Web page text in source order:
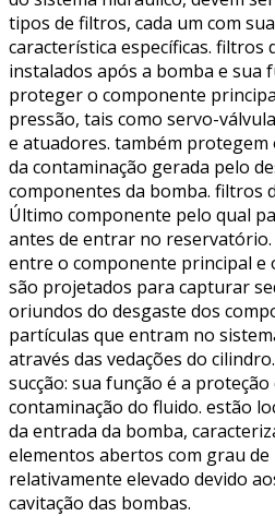
tipos de filtros, cada um com
característica específicas. filtros
instalados após a bomba e sua
proteger o componente
pressão, tais como servo-
e atuadores. também protegem
da contaminação gerada pelo
componentes da bomba. filtros
Último componente pelo qual
antes de entrar no
entre o componente principal e
são projetados para capturar
oriundos do desgaste dos
partículas que entram no
através das vedações do
sucção: sua função é a
contaminação do fluido. estão
da entrada da bomba,
elementos abertos com grau de
relativamente elevado devido
cavitação das bombas.